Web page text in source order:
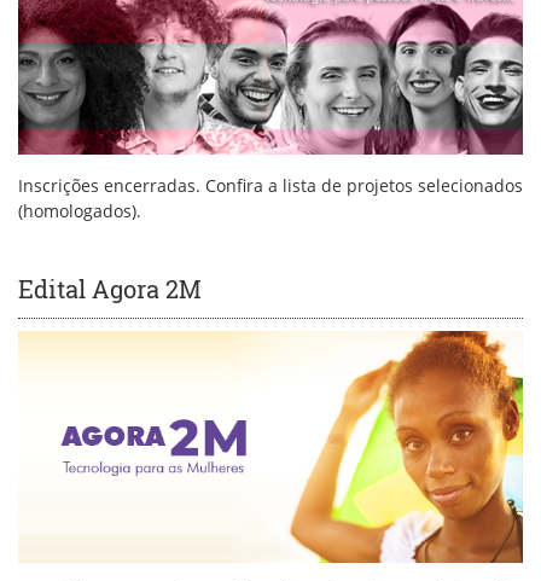
Inscrições encerradas. Confira a lista de projetos selecionados
(homologados).
Edital Agora 2M